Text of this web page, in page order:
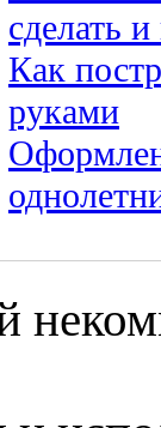
сделать
Как
руками